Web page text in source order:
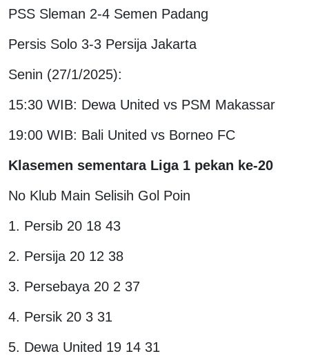
PSS Sleman 2-4 Semen Padang
Persis Solo 3-3 Persija Jakarta
Senin (27/1/2025):
15:30 WIB: Dewa United vs PSM Makassar
19:00 WIB: Bali United vs Borneo FC
Klasemen sementara Liga 1 pekan ke-20
No Klub Main Selisih Gol Poin
1. Persib 20 18 43
2. Persija 20 12 38
3. Persebaya 20 2 37
4. Persik 20 3 31
5. Dewa United 19 14 31